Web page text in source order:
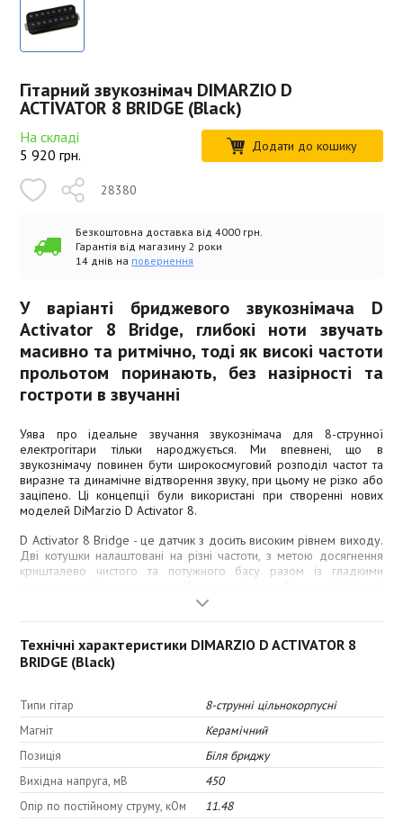
Гітарний звукознімач DIMARZIO D
ACTIVATOR 8 BRIDGE (Black)
На складі
5 920 грн. Додати до кошику
28380
Безкоштовна доставка від 4000 грн.
Гарантія від магазину 2 роки
14 днів на повернення
У варіанті бриджевого звукознімача D
Activator 8 Bridge, глибокі ноти звучать
масивно та ритмічно, тоді як високі частоти
прольотом поринають, без назірності та
гостроти в звучанні
Уява про ідеальне звучання звукознімача для 8-струнної
електрогітари тільки народжується. Ми впевнені, що в
звукознімачу повинен бути широкосмуговий розподіл частот та
виразне та динамічне відтворення звуку, при цьому не різко або
заціпено. Ці концепції були використані при створенні нових
моделей DiMarzio D Activator 8.
D Activator 8 Bridge - це датчик з досить високим рівнем виходу.
Дві котушки налаштовані на різні частоти, з метою досягнення
кришталево чистого та потужного басу разом із гладкими
добре відтворюються та чіткі, як у моделей D Activator™ 6 та 7,
Тембр:
Верхня середина: 6.5
Нижня середина: 6.0
Баси: 5.5
Технічні характеристики DIMARZIO D ACTIVATOR 8
BRIDGE (Black)
Типи гітар
8-струнні цільнокорпусні
Магніт
Керамічний
Позиція
Біля бриджу
Вихідна напруга, мВ
450
Опір по постійному струму, кОм
11.48